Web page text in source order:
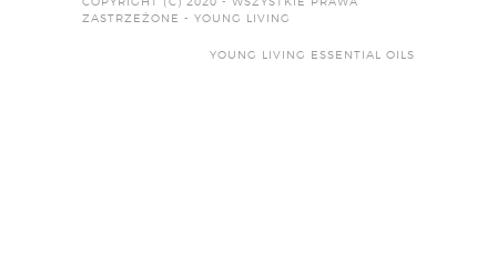
COPYRIGHT (C) 2020 - WSZYSTKIE PRAWA
ZASTRZEŻONE - YOUNG LIVING
YOUNG LIVING ESSENTIAL OILS